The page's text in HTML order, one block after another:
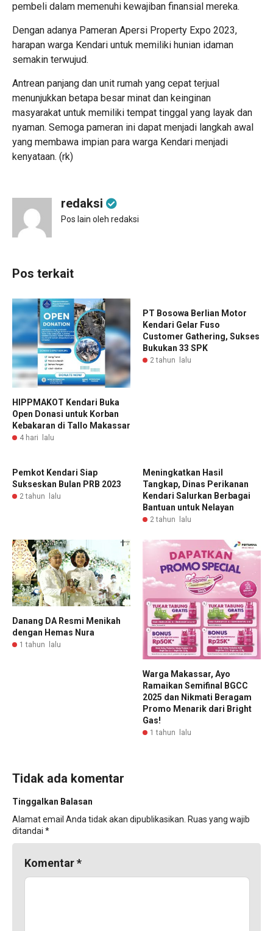
pembeli dalam memenuhi kewajiban finansial mereka.
Dengan adanya Pameran Apersi Property Expo 2023,
harapan warga Kendari untuk memiliki hunian idaman
semakin terwujud.
Antrean panjang dan unit rumah yang cepat terjual
menunjukkan betapa besar minat dan keinginan
masyarakat untuk memiliki tempat tinggal yang layak dan
nyaman. Semoga pameran ini dapat menjadi langkah awal
yang membawa impian para warga Kendari menjadi
kenyataan. (rk)
redaksi
Pos lain oleh redaksi
Pos terkait
HIPPMAKOT Kendari Buka
Open Donasi untuk Korban
Kebakaran di Tallo Makassar
4 hari lalu
PT Bosowa Berlian Motor
Kendari Gelar Fuso
Customer Gathering, Sukses
Bukukan 33 SPK
2 tahun lalu
Pemkot Kendari Siap
Sukseskan Bulan PRB 2023
2 tahun lalu
Meningkatkan Hasil
Tangkap, Dinas Perikanan
Kendari Salurkan Berbagai
Bantuan untuk Nelayan
2 tahun lalu
Danang DA Resmi Menikah
dengan Hemas Nura
1 tahun lalu
Warga Makassar, Ayo
Ramaikan Semifinal BGCC
2025 dan Nikmati Beragam
Promo Menarik dari Bright
Gas!
1 tahun lalu
Tidak ada komentar
Tinggalkan Balasan
Alamat email Anda tidak akan dipublikasikan. Ruas yang wajib
ditandai *
Komentar*